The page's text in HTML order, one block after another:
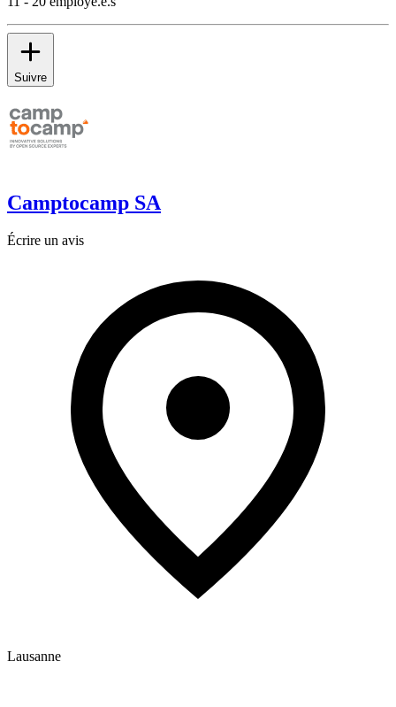
Suivre
Camptocamp SA
Écrire un avis
Lausanne